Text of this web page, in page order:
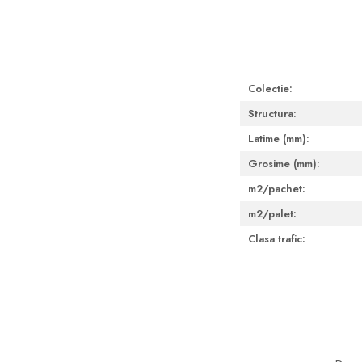
Colectie:
Structura:
Latime (mm):
Grosime (mm):
m2/pachet:
m2/palet:
Clasa trafic: